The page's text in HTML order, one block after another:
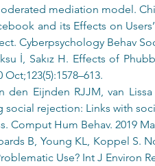
mediation model.
and its Effects on
Cyberpsychology Behav
İ, Sakız H. Effects of
Oct;123(5):1578–613.
den Eijnden RJJM, van
rejection: Links with
Comput Hum Behav. 2019
B, Young KL, Koppel
Use? Int J Environ